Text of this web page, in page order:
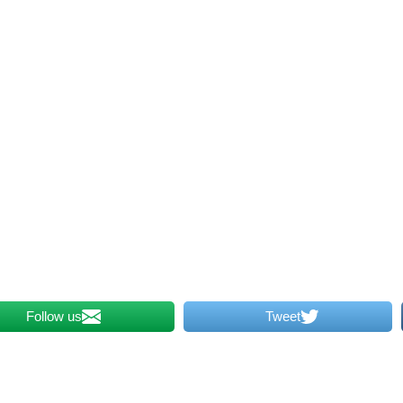
Tweet
Follow us